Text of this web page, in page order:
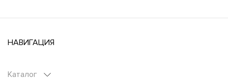
НАВИГАЦИЯ
Каталог